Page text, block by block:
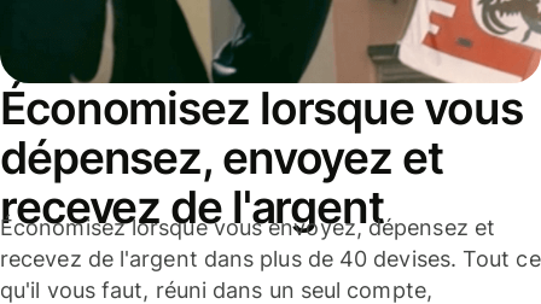
Économisez lorsque vous
dépensez, envoyez et
recevez de l'argent
Économisez lorsque vous envoyez, dépensez et
recevez de l'argent dans plus de 40 devises. Tout ce
qu'il vous faut, réuni dans un seul compte,